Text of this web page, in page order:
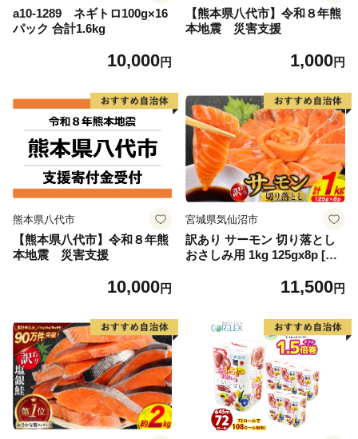
a10-1289 ネギトロ100g×16
パック 合計1.6kg
10,000円
【熊本県八代市】令和８年熊
本地震 災害支援
1,000円
熊本県八代市
【熊本県八代市】令和８年熊
本地震 災害支援
10,000円
宮城県気仙沼市
訳あり サーモン 切り落とし
おさしみ用 1kg 125gx8p [足
4313] 魚 魚介類 鮭 お刺し身
11,500円